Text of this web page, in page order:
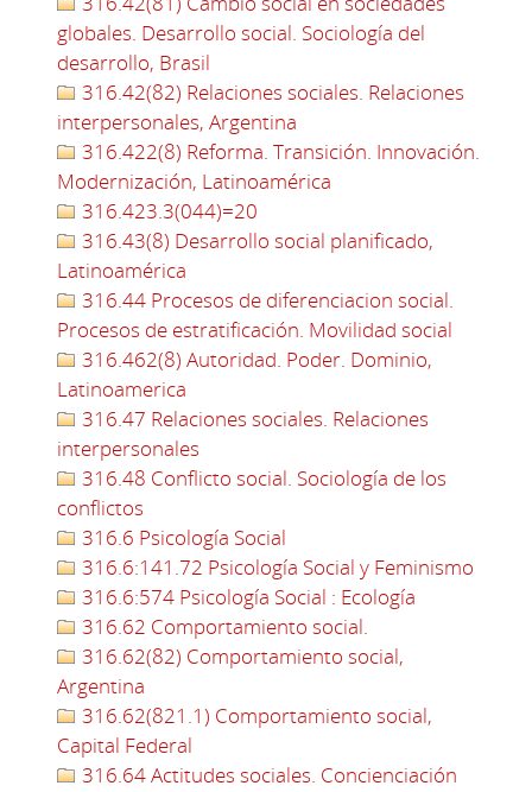
globales. Desarrollo social. Sociología del
desarrollo, Brasil
316.42(82) Relaciones sociales. Relaciones
interpersonales, Argentina
316.422(8) Reforma. Transición. Innovación.
Modernización, Latinoamérica
316.423.3(044)=20
316.43(8) Desarrollo social planificado,
Latinoamérica
316.44 Procesos de diferenciacion social.
Procesos de estratificación. Movilidad social
316.462(8) Autoridad. Poder. Dominio,
Latinoamerica
316.47 Relaciones sociales. Relaciones
interpersonales
316.48 Conflicto social. Sociología de los
conflictos
316.6 Psicología Social
316.6:141.72 Psicología Social y Feminismo
316.6:574 Psicología Social : Ecología
316.62 Comportamiento social.
316.62(82) Comportamiento social,
Argentina
316.62(821.1) Comportamiento social,
Capital Federal
316.64 Actitudes sociales. Concienciación